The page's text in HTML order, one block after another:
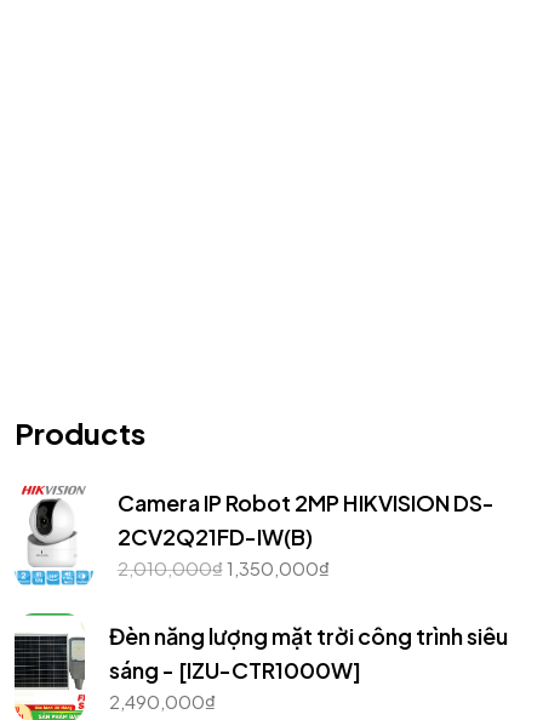
Products
Camera IP Robot 2MP HIKVISION DS-
2CV2Q21FD-IW(B)
2,010,000₫1,350,000₫
Đèn năng lượng mặt trời công trình siêu
sáng - [IZU-CTR1000W]
2,490,000₫